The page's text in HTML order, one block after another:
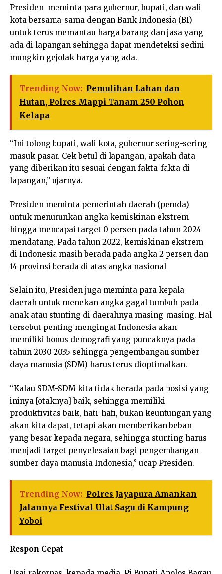
Presiden meminta para gubernur, bupati, dan wali
kota bersama-sama dengan Bank Indonesia (BI)
untuk terus memantau harga barang dan jasa yang
ada di lapangan sehingga dapat mendeteksi sedini
mungkin gejolak harga yang ada.
Trending Now: Pemulihan Lahan dan
Hutan, Polres Mappi Tanam 250 Pohon
Kelapa
“Ini tolong bupati, wali kota, gubernur sering-sering
masuk pasar. Cek betul di lapangan, apakah data
yang diberikan itu sesuai dengan fakta-fakta di
lapangan,” ujarnya.
Presiden meminta pemerintah daerah (pemda)
untuk menurunkan angka kemiskinan ekstrem
hingga mencapai target 0 persen pada tahun 2024
mendatang. Pada tahun 2022, kemiskinan ekstrem
di Indonesia masih berada pada angka 2 persen dan
14 provinsi berada di atas angka nasional.
Selain itu, Presiden juga meminta para kepala
daerah untuk menekan angka gagal tumbuh pada
anak atau stunting di daerahnya masing-masing. Hal
tersebut penting mengingat Indonesia akan
memiliki bonus demografi yang puncaknya pada
tahun 2030-2035 sehingga pengembangan sumber
daya manusia (SDM) harus terus dioptimalkan.
“Kalau SDM-SDM kita tidak berada pada posisi yang
ininya [otaknya] baik, sehingga memiliki
produktivitas baik, hati-hati, bukan keuntungan yang
akan kita dapat, tetapi akan memberikan beban
yang besar kepada negara, sehingga stunting harus
menjadi target penyelesaian bagi pengembangan
sumber daya manusia Indonesia,” ucap Presiden.
Trending Now: Polres Jayapura Amankan
Jalannya Festival Ulat Sagu di Kampung
Yoboi
Respon Cepat